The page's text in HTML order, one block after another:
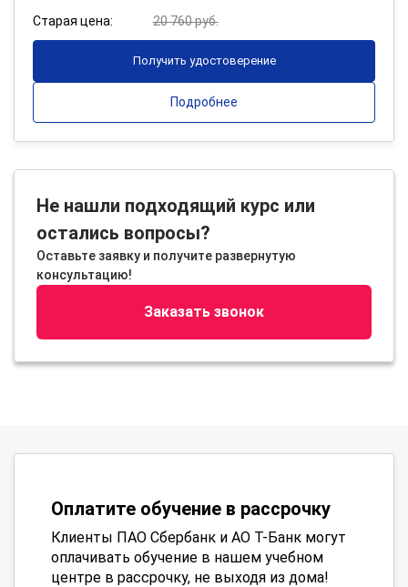
Старая цена: 20 760 руб.
Получить удостоверение
Подробнее
Не нашли подходящий курс или
остались вопросы?
Оставьте заявку и получите развернутую
консультацию!
Заказать звонок
Оплатите обучение в рассрочку
Клиенты ПАО Сбербанк и АО Т-Банк могут
оплачивать обучение в нашем учебном
центре в рассрочку, не выходя из дома!